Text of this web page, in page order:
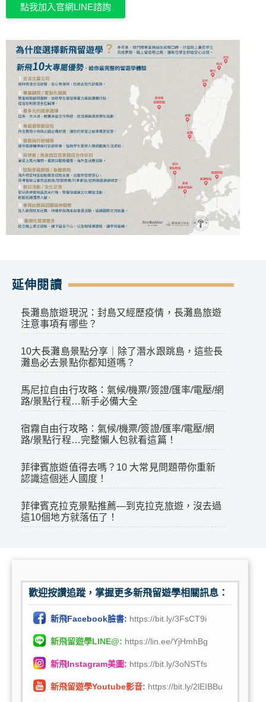
點我加入官網LINE諮詢
延伸閱讀
長灘島旅遊現況：封島又經歷疫情，長灘島旅遊
注意事項有哪些？
10大長灘島景點分享｜除了潛水跟跳島，這些長
灘島必去景點你都知道嗎？
馬尼拉自由行攻略：氣候/機票/簽證/匯率/電壓/網
路/景點行程…新手必備大全
宿霧自由行攻略：氣候/機票/簽證/匯率/電壓/網
路/景點行程…完整懶人包就看這篇！
菲律賓旅遊值得去嗎？10 大常見問題帶你重新
認識這個迷人國度！
菲律賓克拉克景點推薦—到克拉克旅遊，沒去過
這10個地方就落伍了！
歡迎按讚追蹤，掌握更多新飛留遊學相關訊息：
新飛Facebook臉書: https://bit.ly/3FsCT9i
新飛留遊學LINE@: https://lin.ee/YjHmhBg
新飛Instagram美圖: https://bit.ly/3oNSTfs
新飛留遊學Youtube影音: https://bit.ly/2lEIBBu